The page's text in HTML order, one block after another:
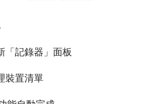
「記錄器」面板
裝置清單